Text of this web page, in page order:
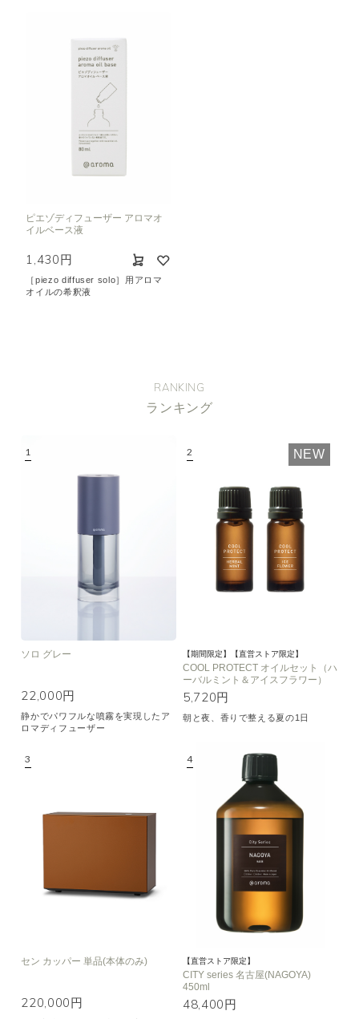
ピエゾディフューザー アロマオ
イルベース液
1,430円
［piezo diffuser solo］用アロマ
オイルの希釈液
RANKING
ランキング
ソロ グレー
22,000円
静かでパワフルな噴霧を実現したア
ロマディフューザー
NEW
【期間限定】【直営ストア限定】
COOL PROTECT オイルセット（ハ
ーバルミント＆アイスフラワー）
5,720円
朝と夜、香りで整える夏の1日
セン カッパー 単品(本体のみ)
220,000円
【直営ストア限定】
CITY series 名古屋(NAGOYA)
450ml
48,400円